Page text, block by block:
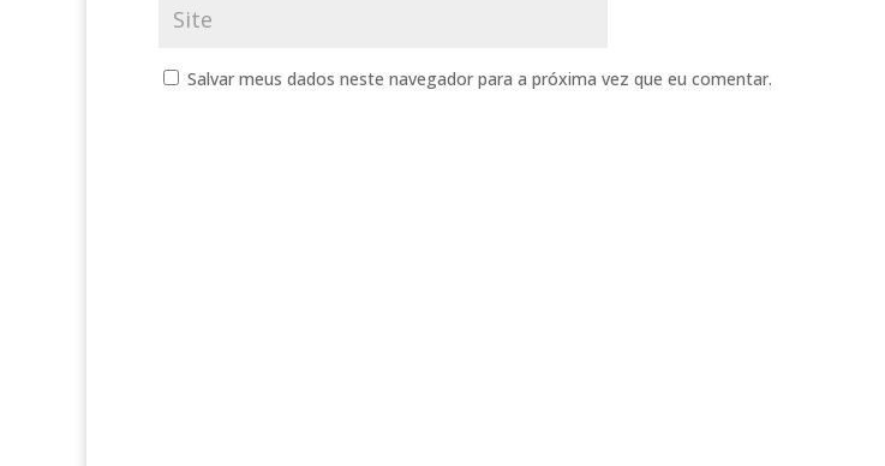
Salvar meus dados neste navegador para a próxima vez que eu comentar.